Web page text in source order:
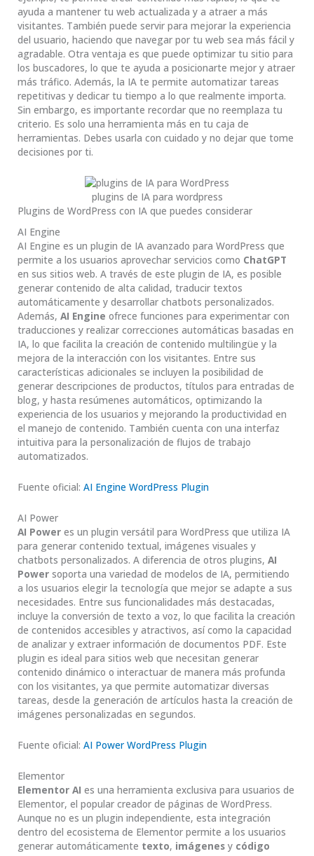
ayuda a mantener tu web actualizada y a atraer a más
visitantes. También puede servir para mejorar la experiencia
del usuario, haciendo que navegar por tu web sea más fácil y
agradable. Otra ventaja es que puede optimizar tu sitio para
los buscadores, lo que te ayuda a posicionarte mejor y atraer
más tráfico. Además, la IA te permite automatizar tareas
repetitivas y dedicar tu tiempo a lo que realmente importa.
Sin embargo, es importante recordar que no reemplaza tu
criterio. Es solo una herramienta más en tu caja de
herramientas. Debes usarla con cuidado y no dejar que tome
decisiones por ti.
plugins de IA para wordpress
Plugins de WordPress con IA que puedes considerar
AI Engine
AI Engine es un plugin de IA avanzado para WordPress que
permite a los usuarios aprovechar servicios como ChatGPT
en sus sitios web. A través de este plugin de IA, es posible
generar contenido de alta calidad, traducir textos
automáticamente y desarrollar chatbots personalizados.
Además, AI Engine ofrece funciones para experimentar con
traducciones y realizar correcciones automáticas basadas en
IA, lo que facilita la creación de contenido multilingüe y la
mejora de la interacción con los visitantes. Entre sus
características adicionales se incluyen la posibilidad de
generar descripciones de productos, títulos para entradas de
blog, y hasta resúmenes automáticos, optimizando la
experiencia de los usuarios y mejorando la productividad en
el manejo de contenido. También cuenta con una interfaz
intuitiva para la personalización de flujos de trabajo
automatizados.
Fuente oficial: AI Engine WordPress Plugin
AI Power
AI Power es un plugin versátil para WordPress que utiliza IA
para generar contenido textual, imágenes visuales y
chatbots personalizados. A diferencia de otros plugins, AI
Power soporta una variedad de modelos de IA, permitiendo
a los usuarios elegir la tecnología que mejor se adapte a sus
necesidades. Entre sus funcionalidades más destacadas,
incluye la conversión de texto a voz, lo que facilita la creación
de contenidos accesibles y atractivos, así como la capacidad
de analizar y extraer información de documentos PDF. Este
plugin es ideal para sitios web que necesitan generar
contenido dinámico o interactuar de manera más profunda
con los visitantes, ya que permite automatizar diversas
tareas, desde la generación de artículos hasta la creación de
imágenes personalizadas en segundos.
Fuente oficial: AI Power WordPress Plugin
Elementor
Elementor AI es una herramienta exclusiva para usuarios de
Elementor, el popular creador de páginas de WordPress.
Aunque no es un plugin independiente, esta integración
dentro del ecosistema de Elementor permite a los usuarios
generar automáticamente texto, imágenes y código